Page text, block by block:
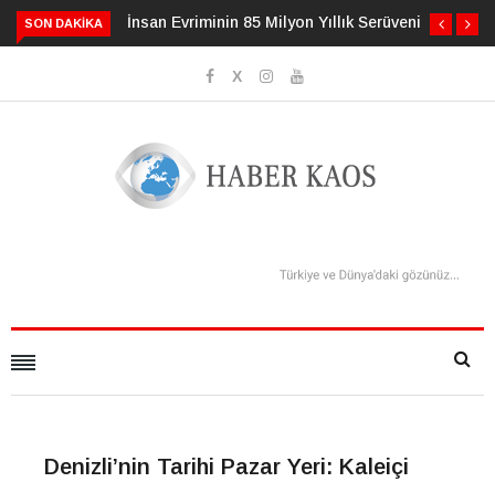
SON DAKIKA İnsan Evriminin 85 Milyon Yıllık Serüveni3
Denizli’nin Tarihi Pazar Yeri: Kaleiçi